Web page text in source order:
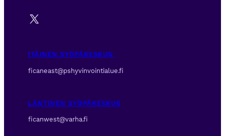
X
ITÄINEN SYÖPÄKESKUS
ficaneast@pshyvinvointialue.fi
LÄNTINEN SYÖPÄKESKUS
ficanwest@varha.fi